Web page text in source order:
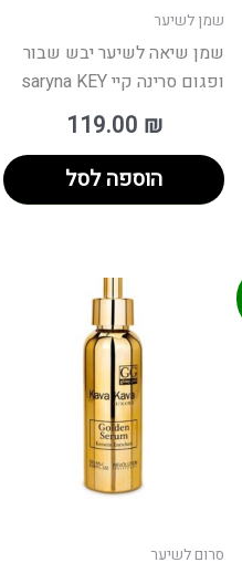
שמן לשיער
שמן שיאה לשיער יבש שבור
ופגום סרינה קיי saryna KEY
119.00 ₪
הוספה לסל
סרום לשיער